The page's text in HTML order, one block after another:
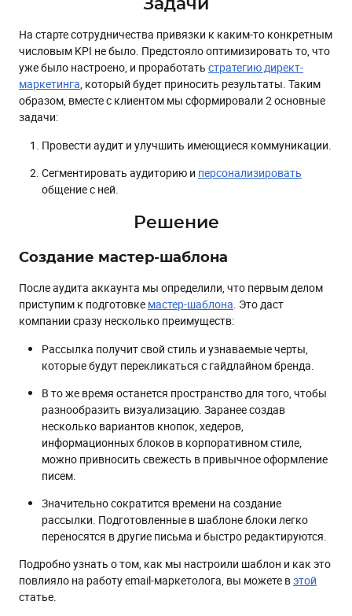
Задачи
На старте сотрудничества привязки к каким-то конкретным
числовым KPI не было. Предстояло оптимизировать то, что
уже было настроено, и проработать стратегию директ-
маркетинга, который будет приносить результаты. Таким
образом, вместе с клиентом мы сформировали 2 основные
задачи:
Провести аудит и улучшить имеющиеся коммуникации.
Сегментировать аудиторию и персонализировать
общение с ней.
Решение
Создание мастер-шаблона
После аудита аккаунта мы определили, что первым делом
приступим к подготовке мастер-шаблона. Это даст
компании сразу несколько преимуществ:
Рассылка получит свой стиль и узнаваемые черты,
которые будут перекликаться с гайдлайном бренда.
В то же время останется пространство для того, чтобы
разнообразить визуализацию. Заранее создав
несколько вариантов кнопок, хедеров,
информационных блоков в корпоративном стиле,
можно привносить свежесть в привычное оформление
писем.
Значительно сократится времени на создание
рассылки. Подготовленные в шаблоне блоки легко
переносятся в другие письма и быстро редактируются.
Подробно узнать о том, как мы настроили шаблон и как это
повлияло на работу email-маркетолога, вы можете вэтой
статье.